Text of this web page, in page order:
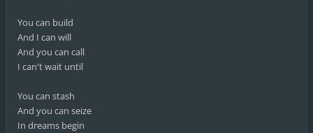
You can build
And I can will
And you can call
I can't wait until
You can stash
And you can seize
In dreams begin